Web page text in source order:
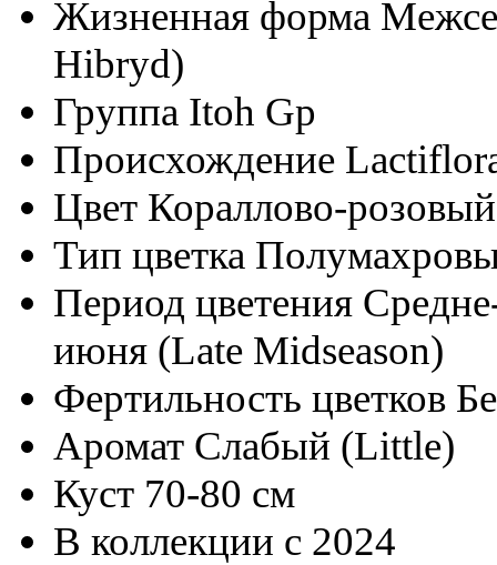
Жизненная форма
Hibryd)
Группа Itoh Gp
Происхождение
Цвет Кораллово-розовый
Тип цветка
Период цветения
июня (Late Midseason)
Фертильность цветков
Аромат Слабый (Little)
Куст 70-80 см
В коллекции с 2024